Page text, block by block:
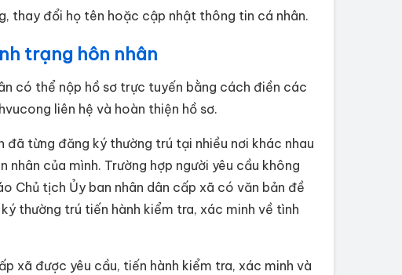
thay đổi họ tên hoặc cập nhật thông tin cá nhân.
trạng hôn nhân
có thể nộp hồ sơ trực tuyến bằng cách điền các
liên hệ và hoàn thiện hồ sơ.
đã từng đăng ký thường trú tại nhiều nơi khác nhau
của mình. Trường hợp người yêu cầu không
Chủ tịch Ủy ban nhân dân cấp xã có văn bản đề
thường trú tiến hành kiểm tra, xác minh về tình
xã được yêu cầu, tiến hành kiểm tra, xác minh và